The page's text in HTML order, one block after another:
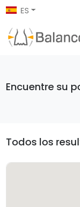
ES
Encuentre su
Todos los